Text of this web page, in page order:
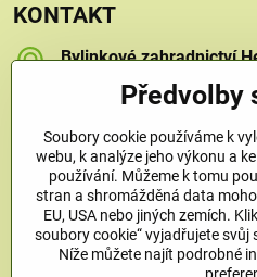
KONTAKT
Bylinkové zahradnictví
Na Křečku 346
+420 778 480 450
info​@bylinkove-
Co u nás najdete
Předvolby
Soubory cookie používáme k
webu, k analýze jeho výkonu a
používání. Můžeme k tomu
stran a shromážděná data
EU, USA nebo jiných zemích.
soubory cookie“ vyjadřujete
Níže můžete najít podrobné